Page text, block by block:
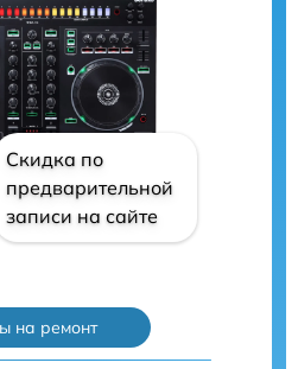
Скидка по
предварительной
записи на сайте
на ремонт